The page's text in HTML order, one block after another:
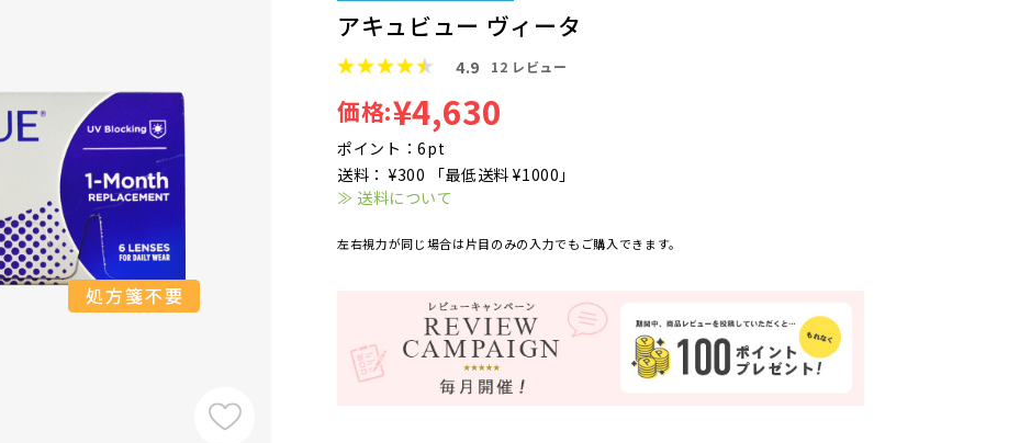
アキュビュー ヴィータ
4.9 12 レビュー
価格:¥4,630
ポイント：6pt
送料： ¥300 「最低送料 ¥1000」
≫ 送料について
左右視力が同じ場合は片目のみの入力でもご購入できます。